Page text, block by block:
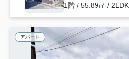
1階 / 55.89㎡ / 2LDK
アパート